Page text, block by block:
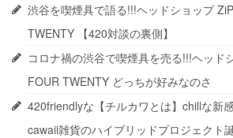
渋谷を喫煙具で語る!!!ヘッドショップ
TWENTY 【420対談の裏側】
コロナ禍の渋谷で喫煙具を売る!!!ヘッド
FOUR TWENTY どっちが好みなのさ
420friendlyな【チルカワとは】chillな新
cawaii雑貨のハイブリッドプロジェクト